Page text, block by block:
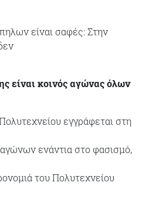
είναι σαφές: Στην
είναι κοινός αγώνας όλων
εγγράφεται στη
ενάντια στο φασισμό,
του Πολυτεχνείου